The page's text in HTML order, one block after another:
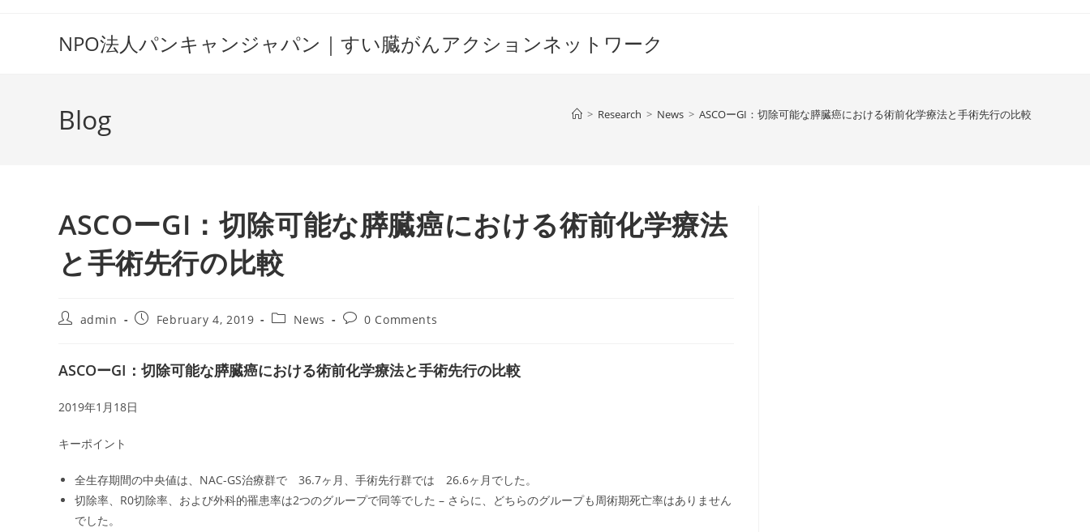
NPO法人パンキャンジャパン｜すい臓がんアクションネットワーク
Blog > Research > News > ASCOーGI：切除可能な膵臓癌における術前化学療法と手術先行の比較
ASCOーGI：切除可能な膵臓癌における術前化学療法
と手術先行の比較
Postadmin
PostFebruary 4, 2019
PostNews
Post0 Comments
ASCOーGI：切除可能な膵臓癌における術前化学療法と手術先行の比較
2019年1月18日
キーポイント
全生存期間の中央値は、NAC-GS治療群で 36.7ヶ月、手術先行群では 26.6ヶ月でした。
切除率、R0切除率、および外科的罹患率は2つのグループで同等でした – さらに、どちらのグループも周術期死亡率はありません
でした。